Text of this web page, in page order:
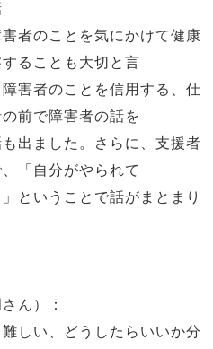
者のことを気にかけて健康
ることも大切と言
害者のことを信用する、仕
前で障害者の話を
出ました。さらに、支援者
「自分がやられて
ということで話がまとまり
ん）：
しい、どうしたらいいか分